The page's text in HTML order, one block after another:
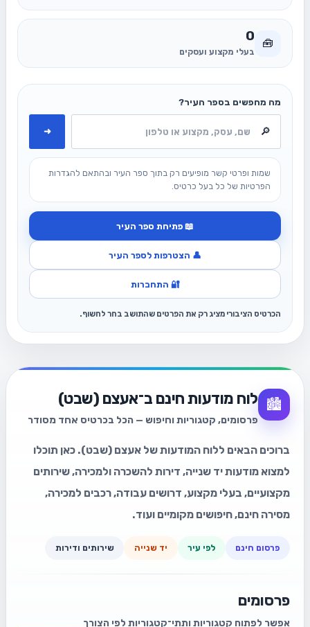
🧰
0
בעלי מקצוע ועסקים
מה מחפשים בספר העיר?
➜
שמות ופרטי קשר מופיעים רק בתוך ספר העיר ובהתאם להגדרות
הפרטיות של כל בעל כרטיס.
📖 פתיחת ספר העיר
👤 הצטרפות לספר העיר
🔐 התחברות
הכרטיס הציבורי מציג רק את הפרטים שהתושב בחר לחשוף.
🏙️ לוח מודעות חינם ב־אעצם (שבט)
פרסומים, קטגוריות וחיפוש — הכל בכרטיס אחד מסודר
ברוכים הבאים ללוח המודעות של אעצם (שבט). כאן תוכלו
למצוא מודעות יד שנייה, דירות להשכרה ולמכירה, שירותים
מקצועיים, בעלי מקצוע, דרושים עבודה, רכבים למכירה,
מסירה חינם, חיפושים מקומיים ועוד.
פרסום חינם לפי עיר יד שנייה שירותים ודירות
פרסומים
אפשר לפתוח קטגוריות ותתי־קטגוריות לפי הצורך